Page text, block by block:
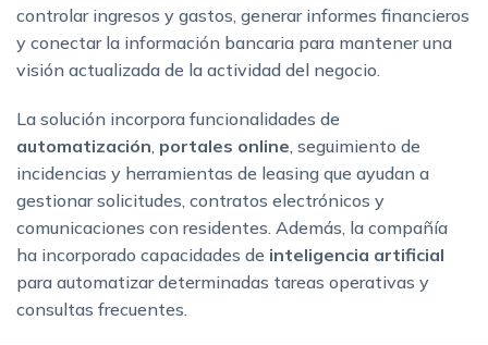
controlar ingresos y gastos, generar informes financieros
y conectar la información bancaria para mantener una
visión actualizada de la actividad del negocio.
La solución incorpora funcionalidades de
automatización portales online , seguimiento de
incidencias y herramientas de leasing que ayudan a
gestionar solicitudes, contratos electrónicos y
comunicaciones con residentes. Además, la compañía
ha incorporado capacidades de inteligencia artificial
para automatizar determinadas tareas operativas y
consultas frecuentes.